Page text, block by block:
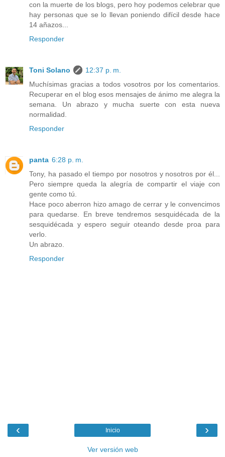
con la muerte de los blogs, pero hoy podemos celebrar que
hay personas que se lo llevan poniendo difícil desde hace
14 añazos...
Responder
Toni Solano
12:37 p. m.
Muchísimas gracias a todos vosotros por los comentarios.
Recuperar en el blog esos mensajes de ánimo me alegra la
semana. Un abrazo y mucha suerte con esta nueva
normalidad.
Responder
panta 6:28 p. m.
Tony, ha pasado el tiempo por nosotros y nosotros por él...
Pero siempre queda la alegría de compartir el viaje con
gente como tú.
Hace poco aberron hizo amago de cerrar y le convencimos
para quedarse. En breve tendremos sesquidécada de la
sesquidécada y espero seguir oteando desde proa para
verlo.
Un abrazo.
Responder
‹ ›
Inicio
Ver versión web